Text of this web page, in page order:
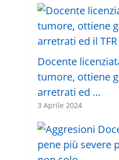
Docente
tumore, ottiene
arretrati ed …
3 Aprile 2024